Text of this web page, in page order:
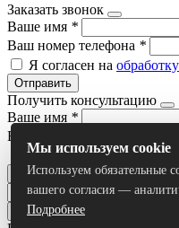
Заказать звонок
Ваше имя *
Ваш номер телефона *
Я согласен на
Отправить
Получить консультацию
Ваше имя *
Ваш номер телефона
Я согласен на
Отправить
Мы используем cookie
Используем обязательные
вашего согласия —
Подробнее